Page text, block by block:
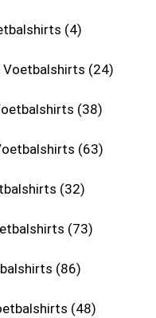
4
Voetbalshirts 24
38
63
32
73
86
48